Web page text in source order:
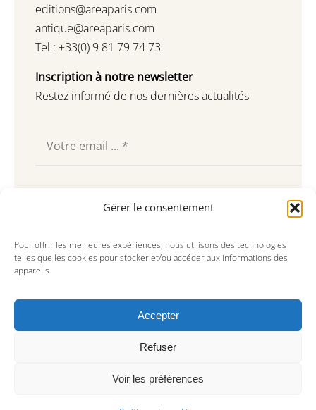
Gérer le consentement
Pour offrir les meilleures expériences, nous utilisons des technologies
telles que les cookies pour stocker et/ou accéder aux informations des
appareils.
Accepter
Refuser
Voir les préférences
editions@areaparis.com
antique@areaparis.com
Tel : +33(0) 9 81 79 74 73
Inscription à notre newsletter
Restez informé de nos dernières actualités
Souscrire